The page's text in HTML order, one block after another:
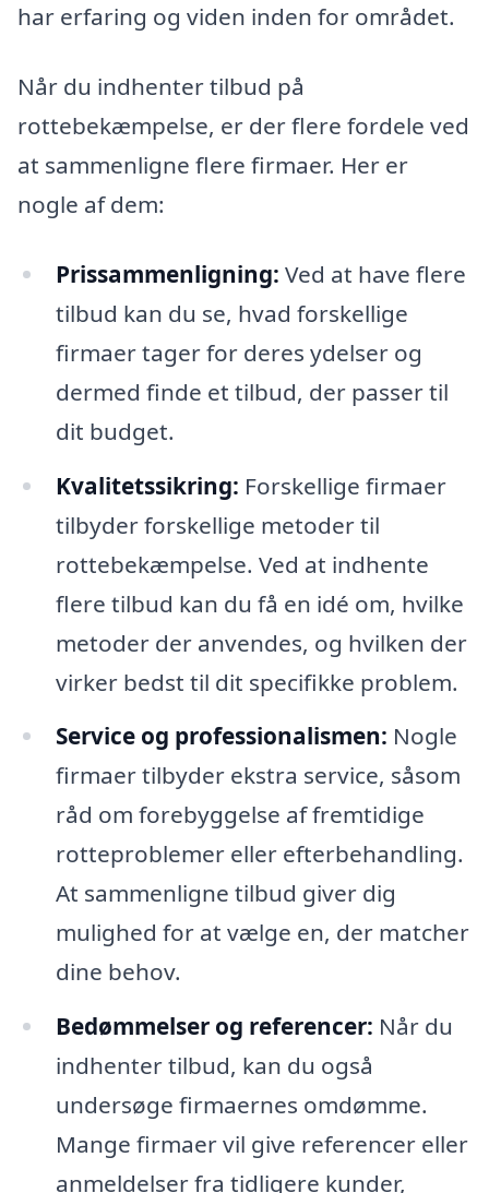
har erfaring og viden inden for området.
Når du indhenter tilbud på
rottebekæmpelse, er der flere fordele ved
at sammenligne flere firmaer. Her er
nogle af dem:
Prissammenligning: Ved at have flere
tilbud kan du se, hvad forskellige
firmaer tager for deres ydelser og
dermed finde et tilbud, der passer til
dit budget.
Kvalitetssikring: Forskellige firmaer
tilbyder forskellige metoder til
rottebekæmpelse. Ved at indhente
flere tilbud kan du få en idé om, hvilke
metoder der anvendes, og hvilken der
virker bedst til dit specifikke problem.
Service og professionalismen: Nogle
firmaer tilbyder ekstra service, såsom
råd om forebyggelse af fremtidige
rotteproblemer eller efterbehandling.
At sammenligne tilbud giver dig
mulighed for at vælge en, der matcher
dine behov.
Bedømmelser og referencer: Når du
indhenter tilbud, kan du også
undersøge firmaernes omdømme.
Mange firmaer vil give referencer eller
anmeldelser fra tidligere kunder,